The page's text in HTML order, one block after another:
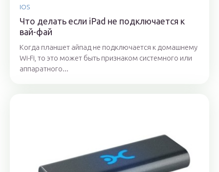
IOS
Что делать если iPad не подключается к
вай-фай
Когда планшет айпад не подключается к домашнему
Wi-Fi, то это может быть признаком системного или
аппаратного...